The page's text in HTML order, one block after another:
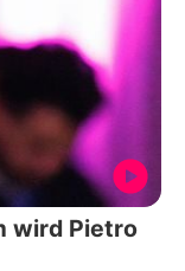
wird Pietro